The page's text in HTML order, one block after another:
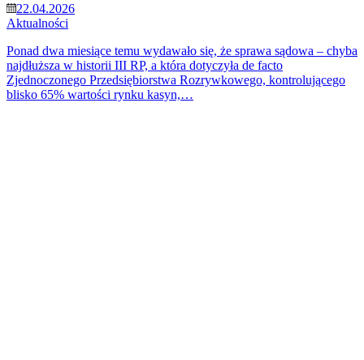
22.04.2026
Aktualności
Ponad dwa miesiące temu wydawało się, że sprawa sądowa – chyba
najdłuższa w historii III RP, a która dotyczyła de facto
Zjednoczonego Przedsiębiorstwa Rozrywkowego, kontrolującego
blisko 65% wartości rynku kasyn,…